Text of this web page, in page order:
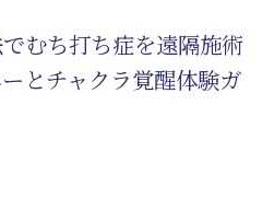
むち打ち症を遠隔施術
とチャクラ覚醒体験ガ